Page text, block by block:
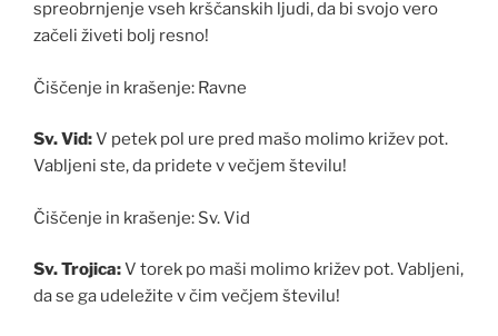
spreobrnjenje vseh krščanskih ljudi, da bi svojo vero
začeli živeti bolj resno!
Čiščenje in krašenje: Ravne
Sv. Vid:V petek pol ure pred mašo molimo križev pot.
Vabljeni ste, da pridete v večjem številu!
Čiščenje in krašenje: Sv. Vid
Sv. Trojica:V torek po maši molimo križev pot. Vabljeni,
da se ga udeležite v čim večjem številu!